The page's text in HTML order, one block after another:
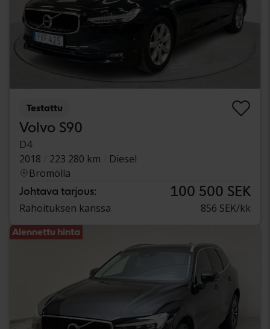
Testattu
Volvo S90
D4
2018
223 280 km
Diesel
Bromölla
Johtava tarjous: 100 500 SEK
Rahoituksen kanssa 856 SEK/kk
Alennettu hinta